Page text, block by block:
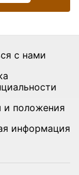
с нами
и положения
информация